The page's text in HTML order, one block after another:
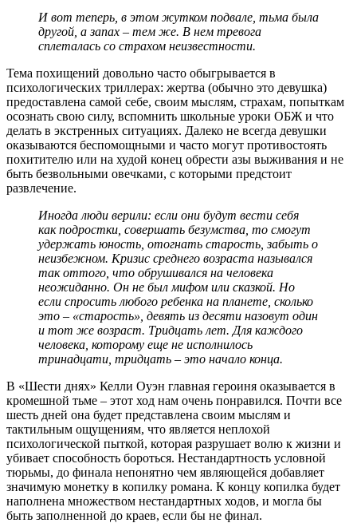
И вот теперь, в этом жутком подвале, тьма была
другой, а запах – тем же. В нем тревога
сплеталась со страхом неизвестности.
Тема похищений довольно часто обыгрывается в
психологических триллерах: жертва (обычно это девушка)
предоставлена самой себе, своим мыслям, страхам, попыткам
осознать свою силу, вспомнить школьные уроки ОБЖ и что
делать в экстренных ситуациях. Далеко не всегда девушки
оказываются беспомощными и часто могут противостоять
похитителю или на худой конец обрести азы выживания и не
быть безвольными овечками, с которыми предстоит
развлечение.
Иногда люди верили: если они будут вести себя
как подростки, совершать безумства, то смогут
удержать юность, отогнать старость, забыть о
неизбежном. Кризис среднего возраста назывался
так оттого, что обрушивался на человека
неожиданно. Он не был мифом или сказкой. Но
если спросить любого ребенка на планете, сколько
это – «старость», девять из десяти назовут один
и тот же возраст. Тридцать лет. Для каждого
человека, которому еще не исполнилось
тринадцати, тридцать – это начало конца.
В «Шести днях» Келли Оуэн главная героиня оказывается в
кромешной тьме – этот ход нам очень понравился. Почти все
шесть дней она будет представлена своим мыслям и
тактильным ощущениям, что является неплохой
психологической пыткой, которая разрушает волю к жизни и
убивает способность бороться. Нестандартность условной
тюрьмы, до финала непонятно чем являющейся добавляет
значимую монетку в копилку романа. К концу копилка будет
наполнена множеством нестандартных ходов, и могла бы
быть заполненной до краев, если бы не финал.